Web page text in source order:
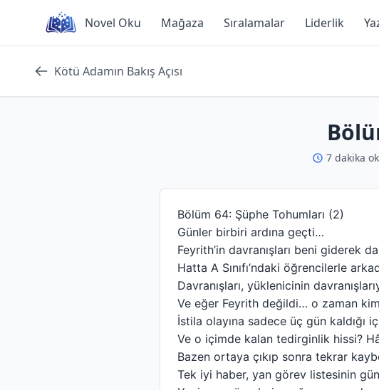
content
Novel Oku Mağaza Sıralamalar Liderlik
Kötü Adamın Bakış Açısı
7 dakika
Bölüm 64: Şüphe Tohumları (2)
Günler birbiri ardına geçti…
Feyrith’in davranışları beni giderek
Hatta A Sınıfı’ndaki öğrencilerle
Davranışları, yüklenicinin
Ve eğer Feyrith değildi… o zaman
İstila olayına sadece üç gün kaldığı
Ve o içimde kalan tedirginlik hissi?
Bazen ortaya çıkıp sonra tekrar
Tek iyi haber, yan görev listesinin